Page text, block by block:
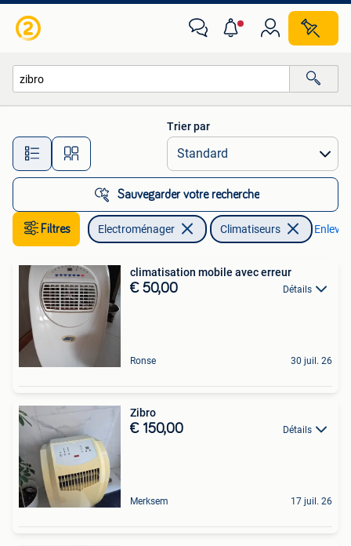
Toutes les distances…
Trier par
Sauvegarder votre recherche
Filtres Electroménager Climatiseurs
climatisation mobile avec erreur
€ 50,00 Détails
Ronse 30 juil. 26
Zibro
€ 150,00 Détails
Merksem 17 juil. 26